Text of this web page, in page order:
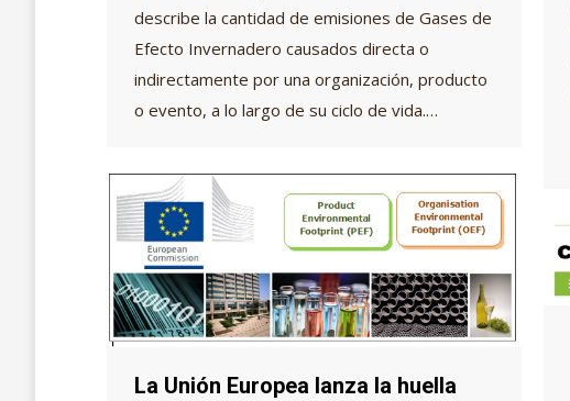
describe la cantidad de emisiones de Gases de
Efecto Invernadero causados directa o
indirectamente por una organización, producto
o evento, a lo largo de su ciclo de vida.…
La Unión Europea lanza la huella